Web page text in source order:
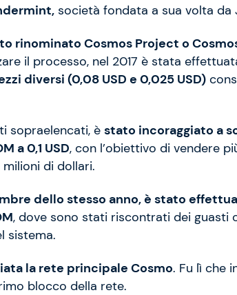
società fondata a sua volta da
rinominato Cosmos Project o
il processo, nel 2017 è stata
diversi (0,08 USD e 0,025 USD)
sopraelencati, è stato incoraggiato a
a 0,1 USD, con l’obiettivo di vendere
milioni di dollari.
dello stesso anno, è stato
, dove sono stati riscontrati dei guasti
sistema.
la rete principale Cosmo. Fu lì che
blocco della rete.